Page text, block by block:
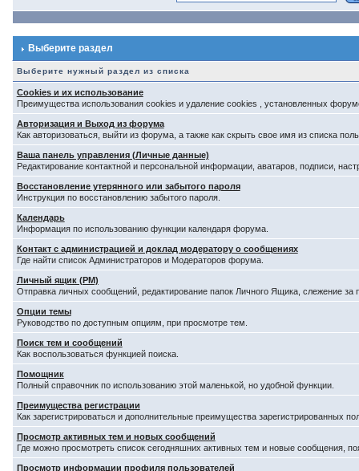
Выберите раздел
Выберите нужный раздел из списка
Cookies и их использование
Преимущества использования cookies и удаление cookies , установленных
Авторизация и Выход из форума
Как авторизоваться, выйти из форума, а также как скрыть свое имя из списка
Ваша панель управления (Личные данные)
Редактирование контактной и персональной информации, аватаров, подписи,
Восстановление утерянного или забытого пароля
Инструкция по восстановлению забытого пароля.
Календарь
Информация по использованию функции календаря форума.
Контакт с администрацией и доклад модератору о сообщениях
Где найти список Администраторов и Модераторов форума.
Личный ящик (PM)
Отправка личных сообщений, редактирование папок Личного Ящика, слежение
Опции темы
Руководство по доступным опциям, при просмотре тем.
Поиск тем и сообщений
Как воспользоваться функцией поиска.
Помощник
Полный справочник по использованию этой маленькой, но удобной функции.
Преимущества регистрации
Как зарегистрироваться и дополнительные преимущества зарегистрированных
Просмотр активных тем и новых сообщений
Где можно просмотреть список сегодняшних активных тем и новые сообщения,
Просмотр информации профиля пользователей